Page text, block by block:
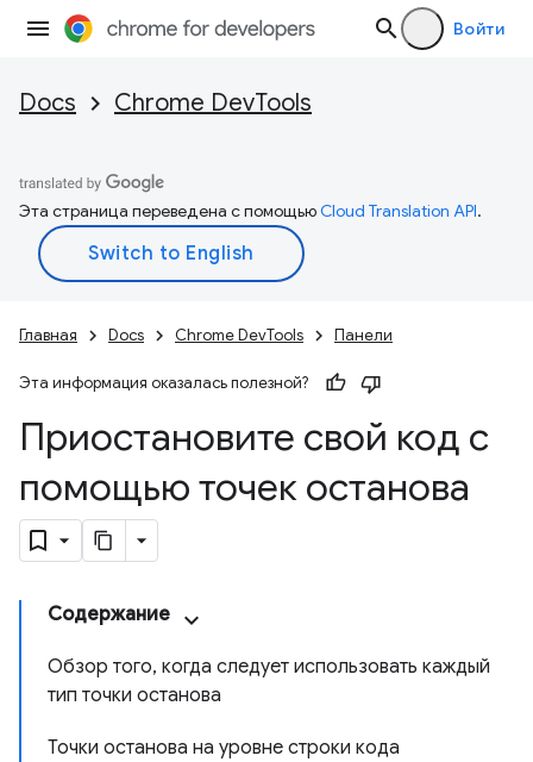
Войти
Docs Chrome DevTools
Эта страница переведена с помощьюCloud Translation API.
Главная Docs Chrome DevTools Панели
Эта информация оказалась полезной?
Приостановите свой код с
помощью точек останова
Содержание
Обзор того, когда следует использовать каждый
тип точки останова
Точки останова на уровне строки кода